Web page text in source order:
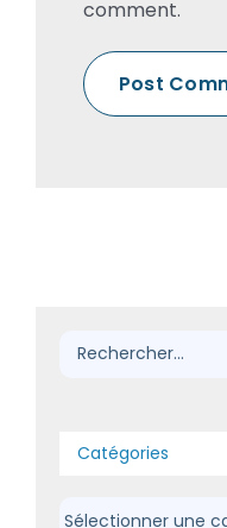
comment.
Rechercher:
Catégories
Catégories